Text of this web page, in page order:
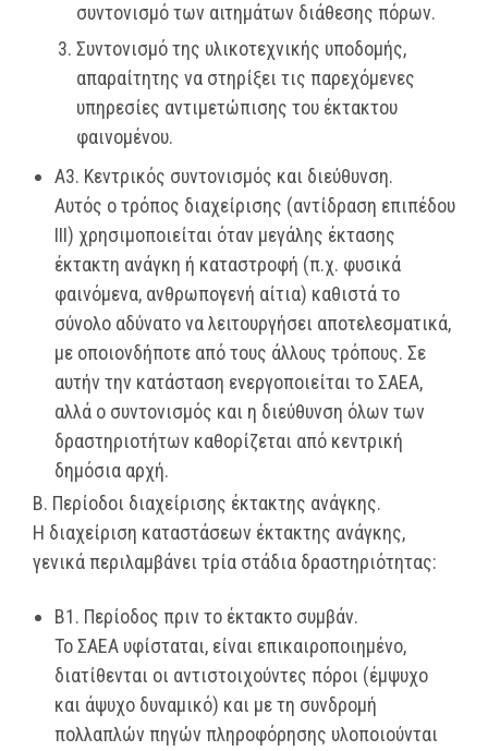
συντονισμό των αιτημάτων διάθεσης πόρων.
Συντονισμό της υλικοτεχνικής υποδομής,
απαραίτητης να στηρίξει τις παρεχόμενες
υπηρεσίες αντιμετώπισης του έκτακτου
φαινομένου.
Α3. Κεντρικός συντονισμός και διεύθυνση.
Αυτός ο τρόπος διαχείρισης (αντίδραση επιπέδου
ΙΙΙ) χρησιμοποιείται όταν μεγάλης έκτασης
έκτακτη ανάγκη ή καταστροφή (π.χ. φυσικά
φαινόμενα, ανθρωπογενή αίτια) καθιστά το
σύνολο αδύνατο να λειτουργήσει αποτελεσματικά,
με οποιονδήποτε από τους άλλους τρόπους. Σε
αυτήν την κατάσταση ενεργοποιείται το ΣΑΕΑ,
αλλά ο συντονισμός και η διεύθυνση όλων των
δραστηριοτήτων καθορίζεται από κεντρική
δημόσια αρχή.
Β. Περίοδοι διαχείρισης έκτακτης ανάγκης.
Η διαχείριση καταστάσεων έκτακτης ανάγκης,
γενικά περιλαμβάνει τρία στάδια δραστηριότητας:
B1. Περίοδος πριν το έκτακτο συμβάν.
Το ΣΑΕΑ υφίσταται, είναι επικαιροποιημένο,
διατίθενται οι αντιστοιχούντες πόροι (έμψυχο
και άψυχο δυναμικό) και με τη συνδρομή
πολλαπλών πηγών πληροφόρησης υλοποιούνται